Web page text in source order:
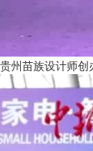
贵州苗族设计师创